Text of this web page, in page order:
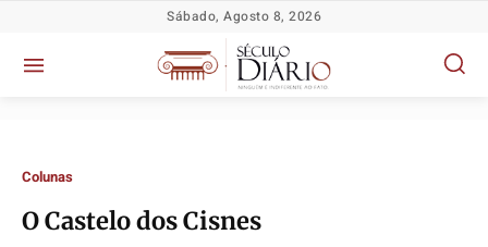
Sábado, Agosto 8, 2026
Colunas
O Castelo dos Cisnes